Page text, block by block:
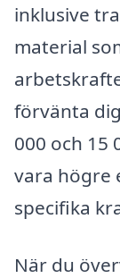
inklusive
material
förvänta
000 och 15
vara högre
specifika
När du